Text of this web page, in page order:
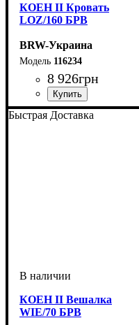
КОЕН II Кровать
LOZ/160 БРВ
BRW-Украина
116234
8 926грн
ширина, мм: 1650
высота, мм: 425-755
глубина, мм: 2055
Быстрая Доставка
КОЕН II Вешалка
WIE/70 БРВ